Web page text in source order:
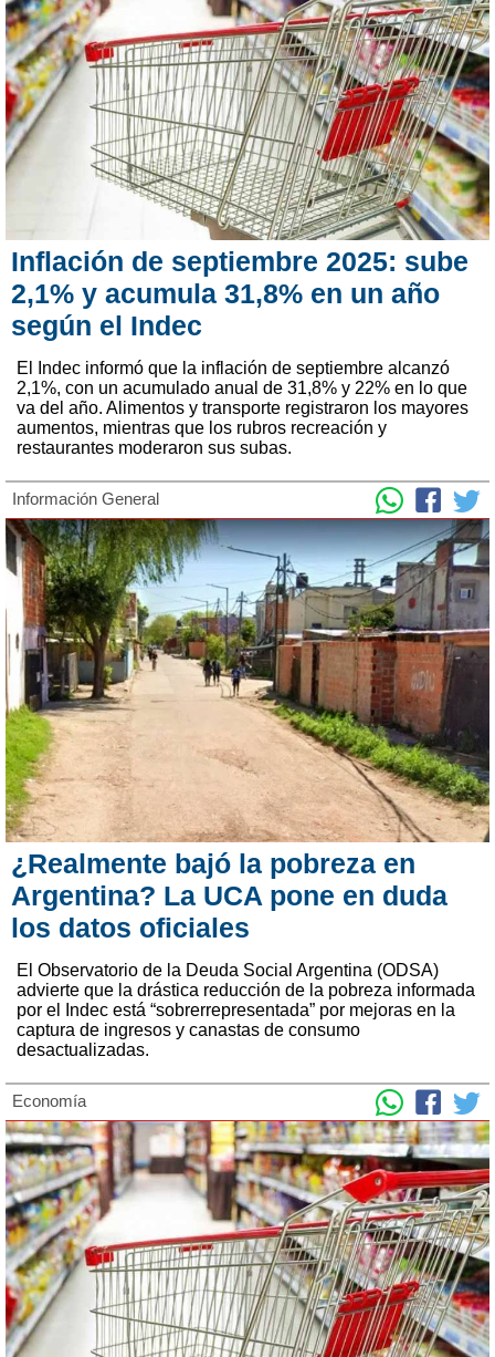
Inflación de septiembre 2025: sube
2,1% y acumula 31,8% en un año
según el Indec
El Indec informó que la inflación de septiembre alcanzó
2,1%, con un acumulado anual de 31,8% y 22% en lo que
va del año. Alimentos y transporte registraron los mayores
aumentos, mientras que los rubros recreación y
restaurantes moderaron sus subas.
Información General
¿Realmente bajó la pobreza en
Argentina? La UCA pone en duda
los datos oficiales
El Observatorio de la Deuda Social Argentina (ODSA)
advierte que la drástica reducción de la pobreza informada
por el Indec está “sobrerrepresentada” por mejoras en la
captura de ingresos y canastas de consumo
desactualizadas.
Economía